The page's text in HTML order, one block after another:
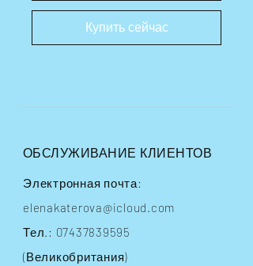
Купить сейчас
ОБСЛУЖИВАНИЕ КЛИЕНТОВ
Электронная почта:
elenakaterova@icloud.com
Тел.: 07437839595
(Великобритания)